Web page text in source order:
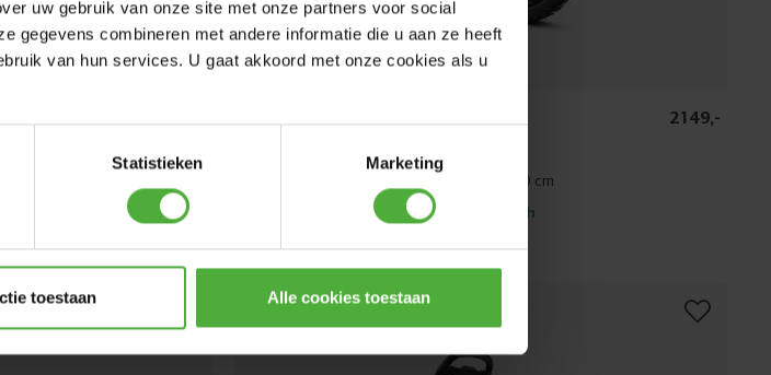
uw gebruik van onze site met onze partners voor social
gegevens combineren met andere informatie die u aan ze heeft
van hun services. U gaat akkoord met onze cookies als u
Statistieken Marketing
toestaan Alle cookies toestaan
2149,-
110 - 150 cm
Dostawa w ciągu 3-4 dni roboczych
Porównaj